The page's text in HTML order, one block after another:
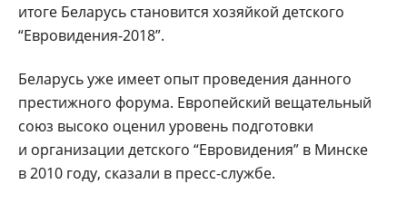
итоге Беларусь становится хозяйкой детского
“Евровидения-2018”.
Беларусь уже имеет опыт проведения данного
престижного форума. Европейский вещательный
союз высоко оценил уровень подготовки
и организации детского “Евровидения” в Минске
в 2010 году, сказали в пресс-службе.